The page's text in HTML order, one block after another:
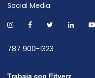
Social Media:
787 900-1323
Trabaja con Fitverz